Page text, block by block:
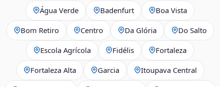
Água Verde Badenfurt Boa Vista
Bom Retiro Centro Da Glória Do Salto
Escola Agrícola Fidélis Fortaleza
Fortaleza Alta Garcia Itoupava Central